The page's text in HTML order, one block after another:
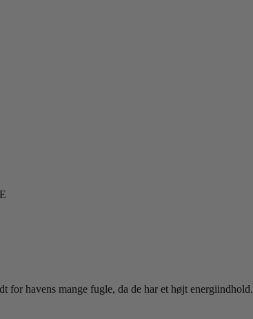
for havens mange fugle, da de har et højt energiindhold.